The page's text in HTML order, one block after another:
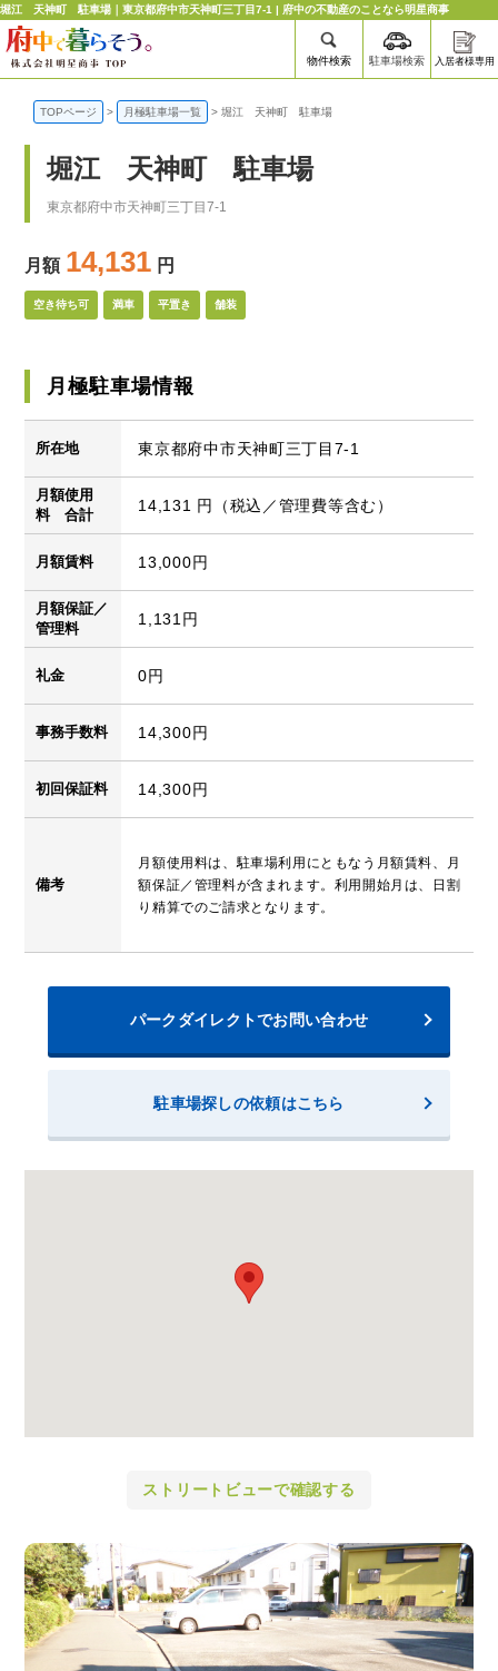
堀江 天神町 駐車場｜東京都府中市天神町三丁目7-1 | 府中の不動産のことなら明星商事
物件検索 駐車場検索 入居者様専用
TOPページ > 月極駐車場一覧 >堀江 天神町 駐車場
堀江 天神町 駐車場
東京都府中市天神町三丁目7-1
月額 14,131 円
空き待ち可 満車 平置き 舗装
月極駐車場情報
所在地 東京都府中市天神町三丁目7-1
月額使用
料 合計
14,131 円（税込／管理費等含む）
月額賃料 13,000円
月額保証／
管理料
1,131円
礼金 0円
事務手数料 14,300円
初回保証料 14,300円
備考
月額使用料は、駐車場利用にともなう月額賃料、月
額保証／管理料が含まれます。利用開始月は、日割
り精算でのご請求となります。
パークダイレクトでお問い合わせ
駐車場探しの依頼はこちら
ストリートビューで確認する